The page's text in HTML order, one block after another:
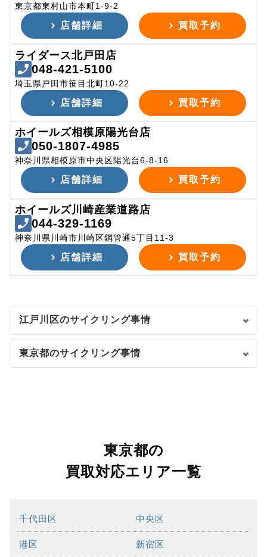
東京都東村山市本町1-9-2
店舗詳細 買取予約
ライダース北戸田店
048-421-5100
埼玉県戸田市笹目北町10-22
店舗詳細 買取予約
ホイールズ相模原陽光台店
050-1807-4985
神奈川県相模原市中央区陽光台6-8-16
店舗詳細 買取予約
ホイールズ川崎産業道路店
044-329-1169
神奈川県川崎市川崎区鋼管通5丁目11-3
店舗詳細 買取予約
江戸川区のサイクリング事情
東京都のサイクリング事情
東京都の
買取対応エリア一覧
千代田区 中央区
港区 新宿区